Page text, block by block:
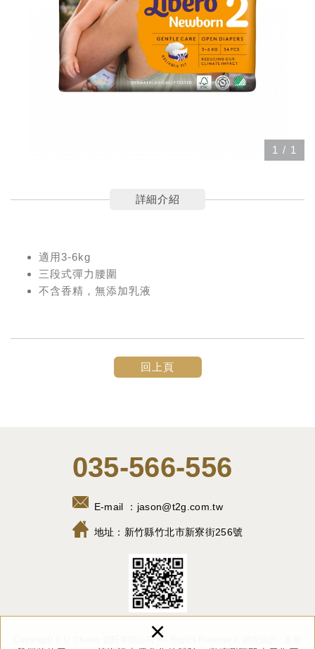
×
1 / 1
詳細介紹
適用3-6kg
三段式彈力腰圍
不含香精，無添加乳液
回上頁
035-566-556
E-mail ： jason@t2g.com.tw
地址： 新竹縣竹北市新寮街256號
Copyright © U Chane 佑阡有限公司 All Rights Reserved.